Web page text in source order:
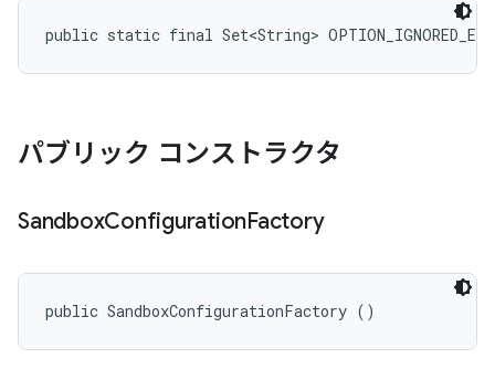
public static final Set<String>
パブリック コンストラクタ
SandboxConfigurationFactory
public SandboxConfigurationFactory ()